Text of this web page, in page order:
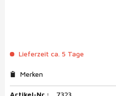
Lieferzeit ca. 5 Tage
Merken
Artikel-Nr.: 7323